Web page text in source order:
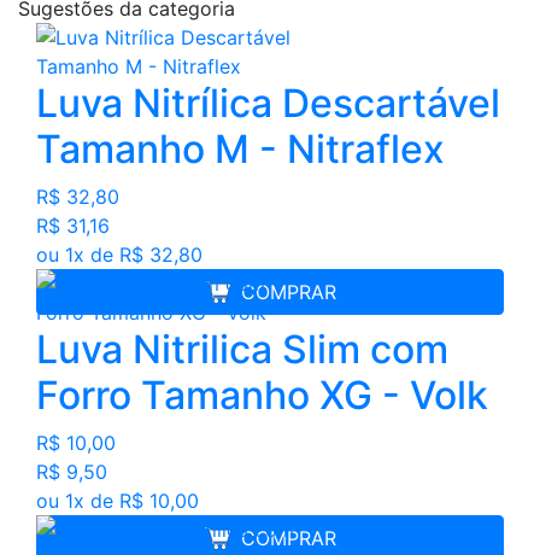
Sugestões da categoria
Luva Nitrílica Descartável
Tamanho M - Nitraflex
R$ 32,80
R$ 31,16
ou 1x de R$ 32,80
COMPRAR
Luva Nitrilica Slim com
Forro Tamanho XG - Volk
R$ 10,00
R$ 9,50
ou 1x de R$ 10,00
COMPRAR